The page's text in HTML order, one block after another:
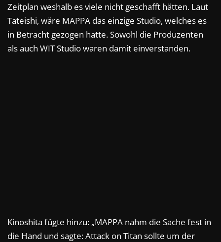
Zeitplan weshalb es viele nicht geschafft hätten. Laut
Tateishi, wäre MAPPA das einzige Studio, welches es
in Betracht gezogen hatte. Sowohl die Produzenten
als auch WIT Studio waren damit einverstanden.
Kinoshita fügte hinzu: „MAPPA nahm die Sache fest in
die Hand und sagte: Attack on Titan sollte um der